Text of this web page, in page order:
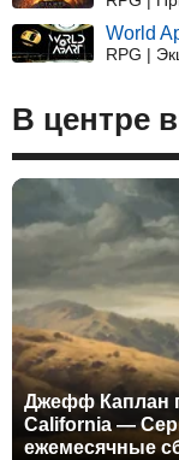
World
RPG |
В центре
Джефф Каплан
California —
ежемесячные